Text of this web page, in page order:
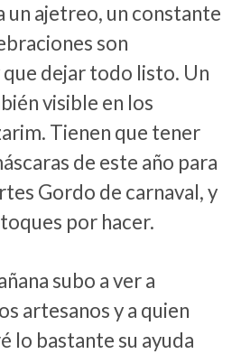
un ajetreo, un constante
son
dejar todo listo. Un
visible en los
Tienen que tener
de este año para
Gordo de carnaval, y
por hacer.
subo a ver a
artesanos y a quien
lo bastante su ayuda